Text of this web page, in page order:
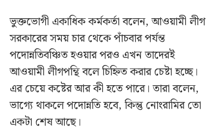
ভুক্তভোগী একাধিক কর্মকর্তা বলেন, আওয়ামী লীগ
সরকারের সময় চার থেকে পাঁচবার পর্যন্ত
পদোন্নতিবঞ্চিত হওয়ার পরও এখন তাদেরই
আওয়ামী লীগপন্থি বলে চিহ্নিত করার চেষ্টা হচ্ছে।
এর চেয়ে কষ্টের আর কী হতে পারে। তারা বলেন,
ভাগ্যে থাকলে পদোন্নতি হবে, কিন্তু নোংরামির তো
একটা শেষ আছে।